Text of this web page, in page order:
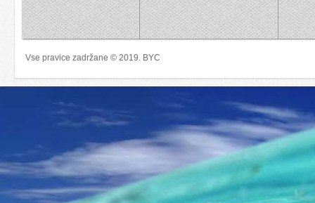
Vse pravice zadržane © 2019. BYC